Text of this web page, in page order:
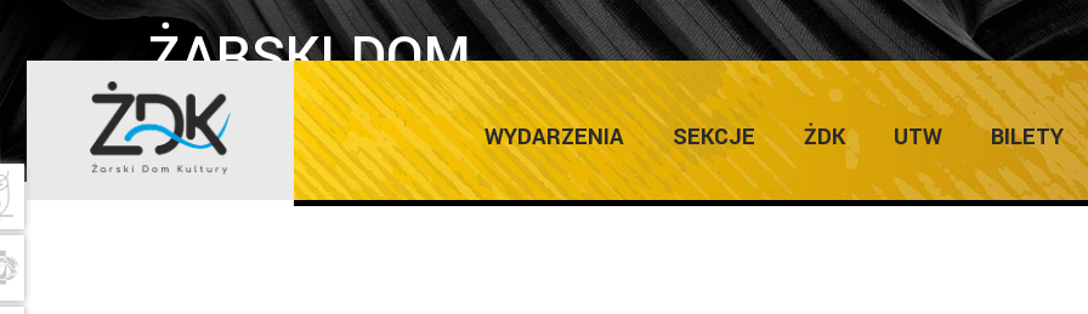
WYDARZENIA SEKCJE ŻDK UTW BILETY
ŻARSKI DOM
KULTURY
Home /Uniwersytet Trzeciego Wieku /PROGRAM